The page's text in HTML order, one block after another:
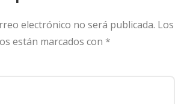
electrónico no será publicada. Los
están marcados con *